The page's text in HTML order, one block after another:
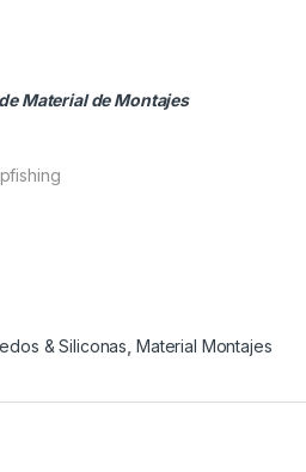
Material de Montajes
& Siliconas Material Montajes